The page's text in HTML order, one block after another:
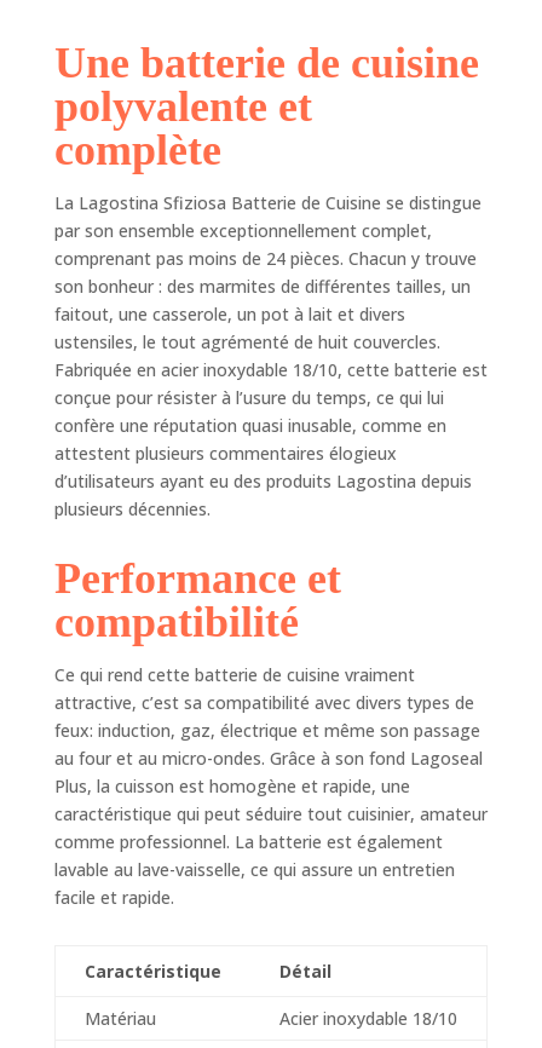
Couvercles, 7
Ustensiles
presse-purée,
écumoire, cuillère à
spagetthi
l'ensemble Sfiziosa
est fabriqué en acier
inoxydable 18/10,
durable et 100%
hygiénique, avec
une finition
moderne et
élégante POUR
INDUCTION, GAZ
ET FOUR : la base
Lagoseal Plus en
aluminium épais
permet une
diffusion homogène
de la chaleur ;
convient à toutes
les plaques de
cuisson, y compris
l'induction, et au
four jusqu'à 250° C
POIGNÉES LARGES :
les ustensiles du set
Sfiziosa ont des
poignées soudées
larges, conçues par
cuisson ou du
CARACTÉRISTIQUES
Une batterie de cuisine
polyvalente et
complète
La Lagostina Sfiziosa Batterie de Cuisine se distingue
par son ensemble exceptionnellement complet,
comprenant pas moins de 24 pièces. Chacun y trouve
son bonheur : des marmites de différentes tailles, un
faitout, une casserole, un pot à lait et divers
ustensiles, le tout agrémenté de huit couvercles.
Fabriquée en acier inoxydable 18/10, cette batterie est
conçue pour résister à l’usure du temps, ce qui lui
confère une réputation quasi inusable, comme en
attestent plusieurs commentaires élogieux
d’utilisateurs ayant eu des produits Lagostina depuis
plusieurs décennies.
Performance et
compatibilité
Ce qui rend cette batterie de cuisine vraiment
attractive, c’est sa compatibilité avec divers types de
feux: induction, gaz, électrique et même son passage
au four et au micro-ondes. Grâce à son fond Lagoseal
Plus, la cuisson est homogène et rapide, une
caractéristique qui peut séduire tout cuisinier, amateur
comme professionnel. La batterie est également
lavable au lave-vaisselle, ce qui assure un entretien
facile et rapide.
Caractéristique Détail
Matériau Acier inoxydable 18/10